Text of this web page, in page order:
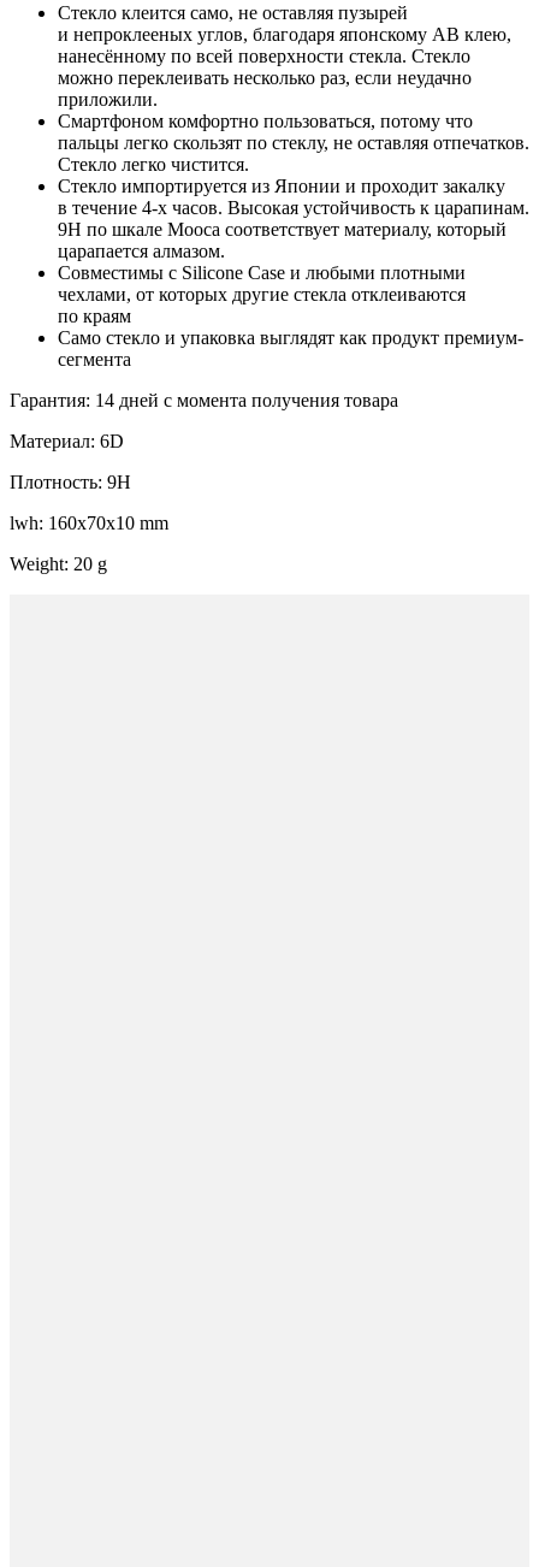
Стекло клеится само, не оставляя пузырей
и непроклееных углов, благодаря японскому AB клею,
нанесённому по всей поверхности стекла. Стекло
можно переклеивать несколько раз, если неудачно
приложили.
Смартфоном комфортно пользоваться, потому что
пальцы легко скользят по стеклу, не оставляя отпечатков.
Стекло легко чистится.
Стекло импортируется из Японии и проходит закалку
в течение 4-х часов. Высокая устойчивость к царапинам.
9H по шкале Мооса соответствует материалу, который
царапается алмазом.
Совместимы с Silicone Case и любыми плотными
чехлами, от которых другие стекла отклеиваются
по краям
Само стекло и упаковка выглядят как продукт премиум-
сегмента
Гарантия: 14 дней с момента получения товара
Материал: 6D
Плотность: 9H
lwh: 160x70x10 mm
Weight: 20 g